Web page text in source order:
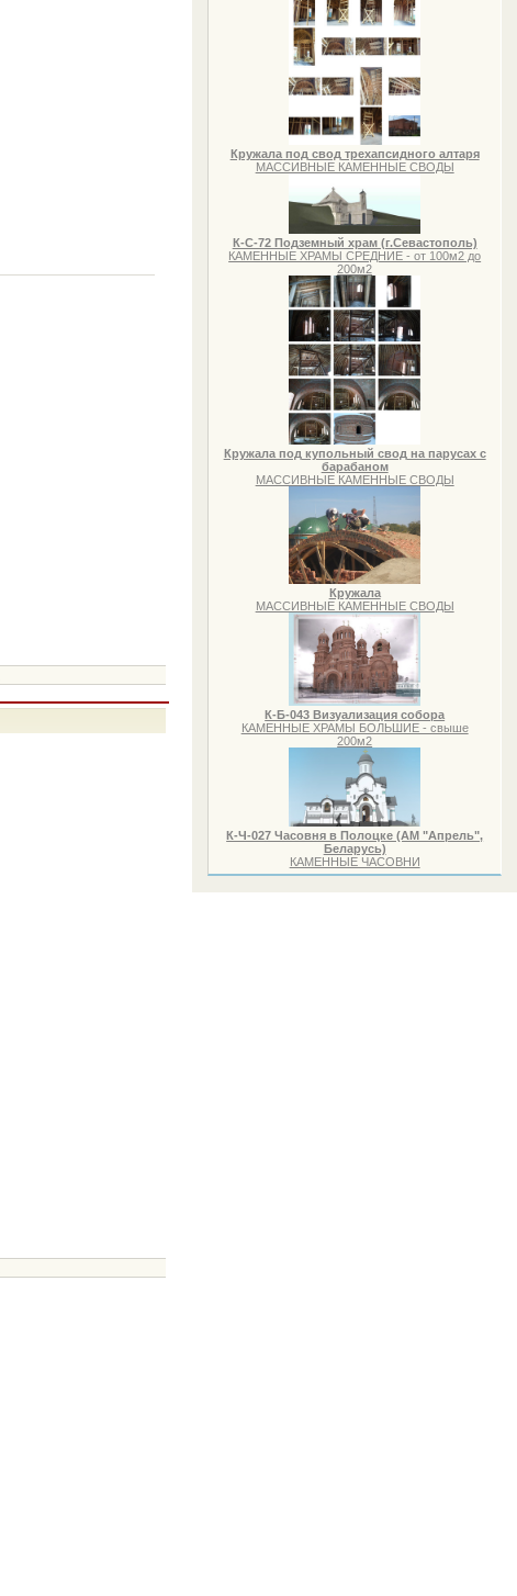
Кружала под свод трехапсидного алтаря
МАССИВНЫЕ КАМЕННЫЕ СВОДЫ
К-С-72 Подземный храм (г.Севастополь)
КАМЕННЫЕ ХРАМЫ СРЕДНИЕ - от 100м2 до
200м2
Кружала под купольный свод на парусах с
барабаном
МАССИВНЫЕ КАМЕННЫЕ СВОДЫ
Кружала
МАССИВНЫЕ КАМЕННЫЕ СВОДЫ
К-Б-043 Визуализация собора
КАМЕННЫЕ ХРАМЫ БОЛЬШИЕ - свыше
200м2
К-Ч-027 Часовня в Полоцке (АМ "Апрель",
Беларусь)
КАМЕННЫЕ ЧАСОВНИ